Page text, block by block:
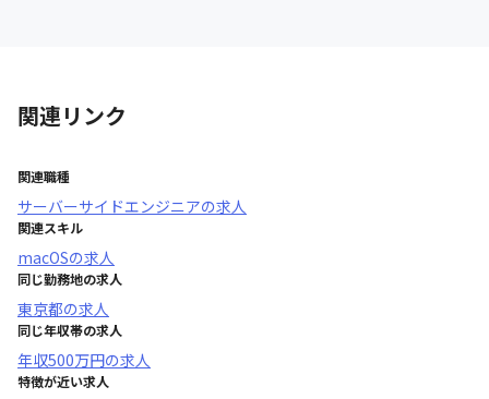
関連リンク
関連職種
サーバーサイドエンジニアの求人
関連スキル
macOSの求人
同じ勤務地の求人
東京都の求人
同じ年収帯の求人
年収500万円の求人
特徴が近い求人